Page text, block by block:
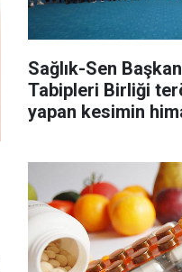
Sağlık-Sen
Tabipleri Birliği
yapan kesimin